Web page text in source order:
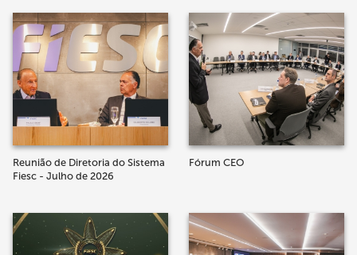
Reunião de Diretoria do Sistema
Fiesc - Julho de 2026
Fórum CEO